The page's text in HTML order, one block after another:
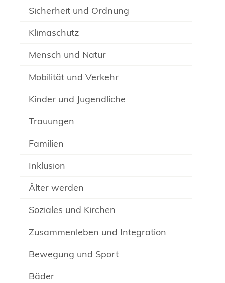
Sicherheit und Ordnung
Klimaschutz
Mensch und Natur
Mobilität und Verkehr
Kinder und Jugendliche
Trauungen
Familien
Inklusion
Älter werden
Soziales und Kirchen
Zusammenleben und Integration
Bewegung und Sport
Bäder